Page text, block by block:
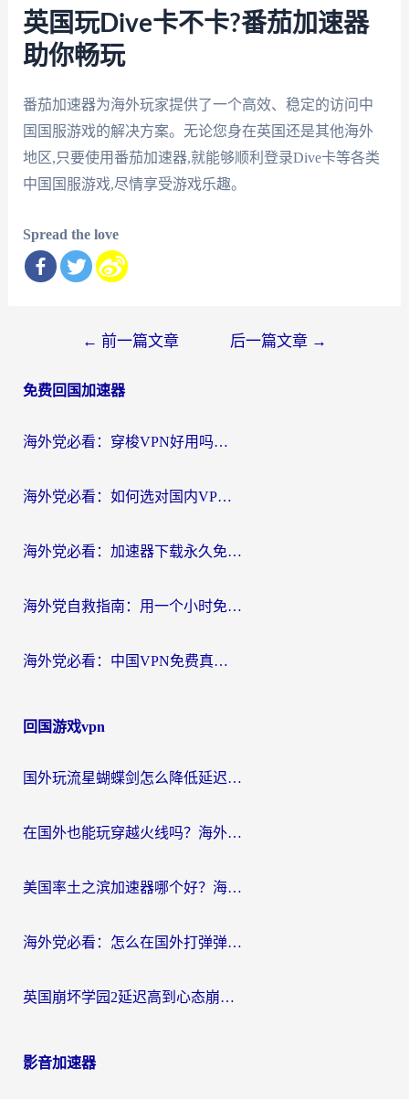
英国玩Dive卡不卡?番茄加速器
助你畅玩
番茄加速器为海外玩家提供了一个高效、稳定的访问中
国国服游戏的解决方案。无论您身在英国还是其他海外
地区,只要使用番茄加速器,就能够顺利登录Dive卡等各类
中国国服游戏,尽情享受游戏乐趣。
Spread the love
导
← 前一篇文章 后一篇文章 →
免费回国加速器
海外党必看：穿梭VPN好用吗？和云帆VPN对比哪个回国效果更好？附真实测评+避坑指南
海外党必看：如何选对国内VPN，实现无缝访问国内资源？
海外党必看：加速器下载永久免费版真的存在吗？教你无缝访问国内资源的正确姿势
海外党自救指南：用一个小时免费加速器，轻松打破国内资源访问壁垒？
海外党必看：中国VPN免费真的靠谱吗？手把手教你选对回国加速器
回国游戏vpn
国外玩流星蝴蝶剑怎么降低延迟？海外党必看的加速秘籍（含欧洲鸣潮&彩虹岛优化攻略）
在国外也能玩穿越火线吗？海外玩家国服游戏畅玩终极指南
美国率土之滨加速器哪个好？海外党国服游戏畅玩终极指南（附多游戏解决方案）
海外党必看：怎么在国外打弹弹堂不卡？番茄加速器亲测指南
英国崩坏学园2延迟高到心态崩？海外党国服游戏加速终极指南
影音加速器